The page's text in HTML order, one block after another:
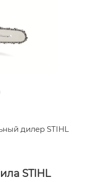
дилер STIHL
STIHL